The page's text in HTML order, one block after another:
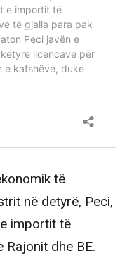
të
në detyrë, Peci,
importit të
dhe BE.